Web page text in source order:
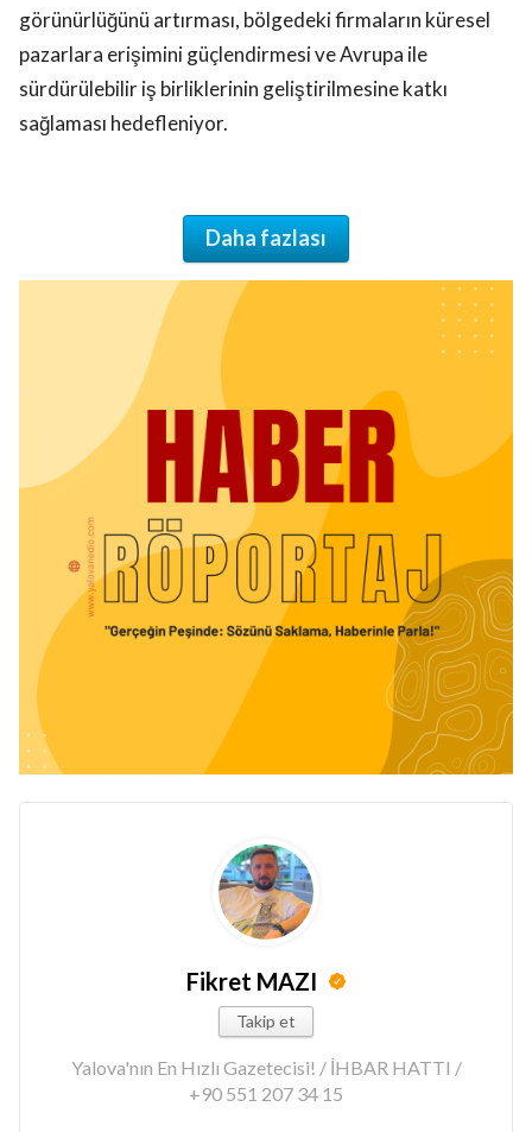
görünürlüğünü artırması, bölgedeki firmaların küresel
pazarlara erişimini güçlendirmesi ve Avrupa ile
sürdürülebilir iş birliklerinin geliştirilmesine katkı
sağlaması hedefleniyor.
Daha fazlası
Fikret MAZI
Takip et
Yalova'nın En Hızlı Gazetecisi! / İHBAR HATTI /
+90 551 207 34 15